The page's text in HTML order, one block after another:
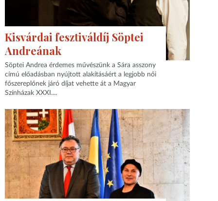
Kisvárdai fesztiváldíj Söptei
Andreának
Söptei Andrea érdemes művészünk a Sára asszony
címú előadásban nyújtott alakításáért a legjobb női
főszereplőnek járó díjat vehette át a Magyar
Színházak XXXI....